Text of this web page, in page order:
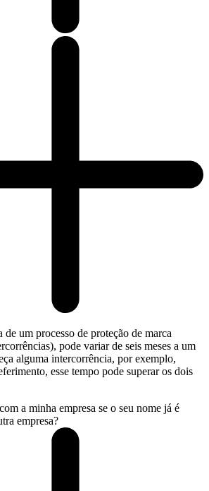
de um processo de proteção de marca
pode variar de seis meses a um
alguma intercorrência, por exemplo,
esse tempo pode superar os dois
a minha empresa se o seu nome já é
empresa?